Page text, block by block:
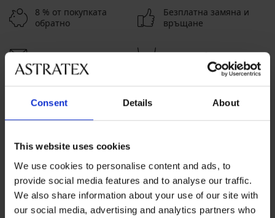
Consent Details About
This website uses cookies
We use cookies to personalise content and ads, to
provide social media features and to analyse our traffic.
We also share information about your use of our site with
our social media, advertising and analytics partners who
8 % от покупката
обратно
Безплатна замяна и
връщане
Изгодна Как да изберем
Обслужване на клиенти
На разположение сме всеки работен ден от 9:00 до 17:00
042 952927
info@astratex.bg
Newsletter